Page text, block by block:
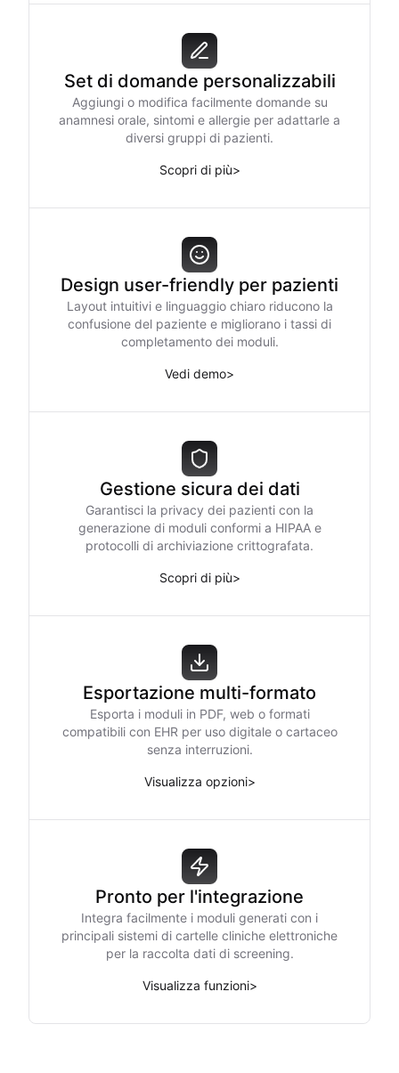
Set di domande personalizzabili
Aggiungi o modifica facilmente domande su
anamnesi orale, sintomi e allergie per adattarle a
diversi gruppi di pazienti.
Scopri di più>
Design user-friendly per pazienti
Layout intuitivi e linguaggio chiaro riducono la
confusione del paziente e migliorano i tassi di
completamento dei moduli.
Vedi demo>
Gestione sicura dei dati
Garantisci la privacy dei pazienti con la
generazione di moduli conformi a HIPAA e
protocolli di archiviazione crittografata.
Scopri di più>
Esportazione multi-formato
Esporta i moduli in PDF, web o formati
compatibili con EHR per uso digitale o cartaceo
senza interruzioni.
Visualizza opzioni>
Pronto per l'integrazione
Integra facilmente i moduli generati con i
principali sistemi di cartelle cliniche elettroniche
per la raccolta dati di screening.
Visualizza funzioni>